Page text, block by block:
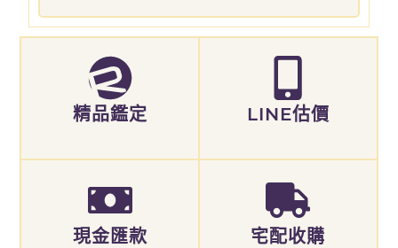
精品鑑定 LINE估價
現金匯款 宅配收購